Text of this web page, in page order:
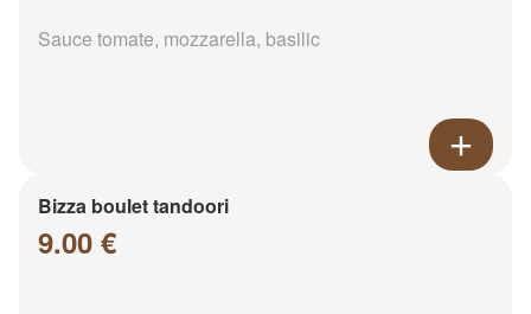
Sauce tomate, mozzarella, basilic
Bizza boulet tandoori
9.00 €